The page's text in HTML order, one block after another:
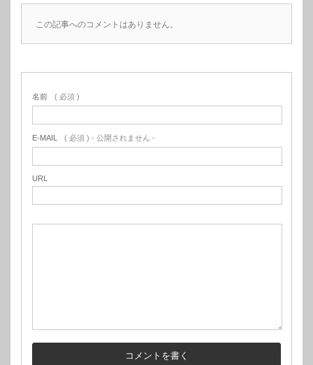
この記事へのコメントはありません。
名前 ( 必須 )
E-MAIL ( 必須 ) - 公開されません -
URL